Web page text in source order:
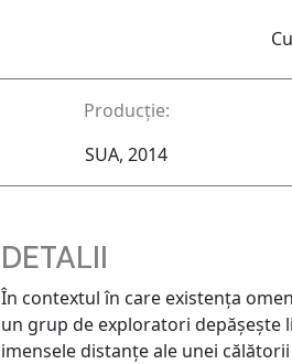
Producție:
SUA, 2014
DETALII
În contextul în care existența
un grup de exploratori depășește
imensele distanțe ale unei